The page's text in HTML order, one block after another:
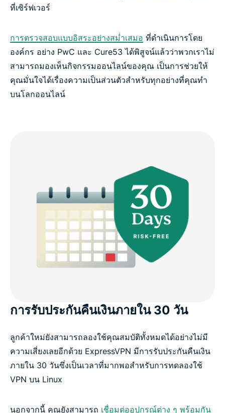
ที่เซิร์ฟเวอร์
การตรวจสอบแบบอิสระอย่างสม่ำเสมอ ที่ดำเนินการโดย
องค์กร อย่าง PwC และ Cure53 ได้พิสูจน์แล้วว่าพวกเราไม่
สามารถมองเห็นกิจกรรมออนไลน์ของคุณ เป็นการช่วยให้
คุณมั่นใจได้เรื่องความเป็นส่วนตัวสำหรับทุกอย่างที่คุณทำ
บนโลกออนไลน์
การรับประกันคืนเงินภายใน 30 วัน
ลูกค้าใหม่ยังสามารถลองใช้คุณสมบัติทั้งหมดได้อย่างไม่มี
ความเสี่ยงเลยอีกด้วย ExpressVPN มีการรับประกันคืนเงิน
ภายใน 30 วันซึ่งเป็นเวลาที่มากพอสำหรับการทดลองใช้
VPN บน Linux
นอกจากนี้ คุณยังสามารถ เชื่อมต่ออุปกรณ์ต่าง ๆ พร้อมกัน